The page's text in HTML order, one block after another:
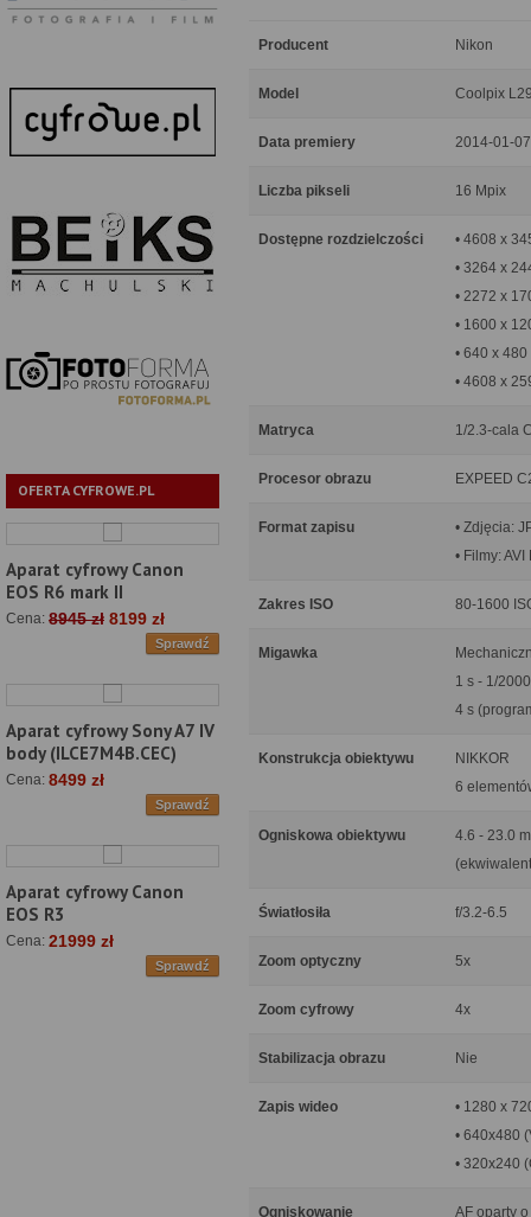
OFERTA CYFROWE.PL
Aparat cyfrowy Canon
EOS R6 mark II
Cena: 8945 zł 8199 zł
Sprawdź
Aparat cyfrowy Sony A7 IV
body (ILCE7M4B.CEC)
Cena: 8499 zł
Sprawdź
Aparat cyfrowy Canon
EOS R3
Cena: 21999 zł
Sprawdź
Producent Nikon
Model Coolpix
Data premiery 2014-01-07
Liczba pikseli 16 Mpix
Dostępne rozdzielczości
• 4608 x
• 3264 x
• 2272 x
• 1600 x
• 640 x 480
• 4608 x
Matryca 1/2.3-cala
Procesor obrazu EXPEED
Format zapisu
• Zdjęcia:
• Filmy:
Zakres ISO 80-1600
Migawka
1 s - 1/
4 s
Konstrukcja obiektywu
NIKKOR
6
Ogniskowa obiektywu
4.6 - 23.0
Światłosiła f/3.2-6.5
Zoom optyczny 5x
Zoom cyfrowy 4x
Stabilizacja obrazu Nie
Zapis wideo
• 1280 x
• 640x480
• 320x240
Ogniskowanie
AF oparty